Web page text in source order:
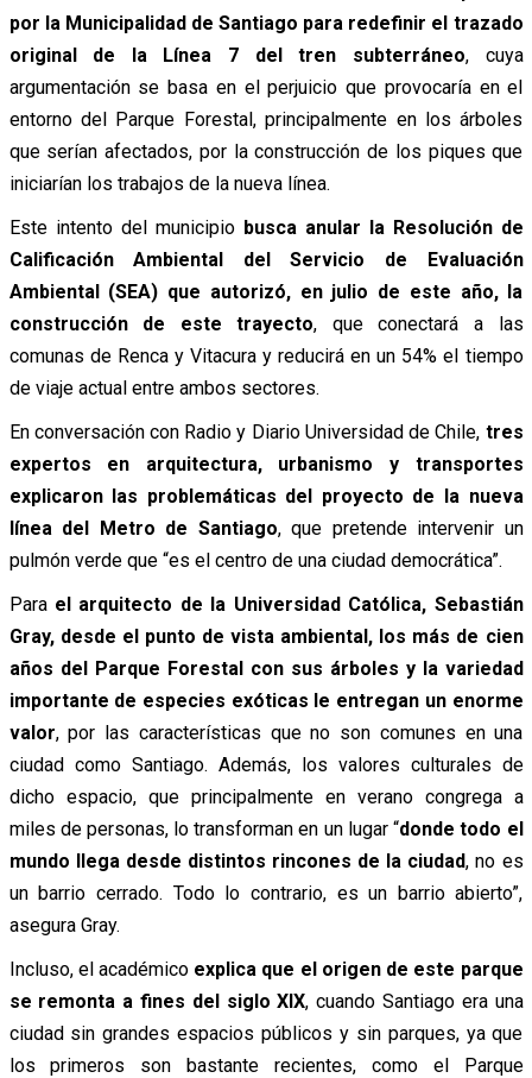
por la Municipalidad de Santiago para redefinir el trazado
original de la Línea 7 del tren subterráneo, cuya
argumentación se basa en el perjuicio que provocaría en el
entorno del Parque Forestal, principalmente en los árboles
que serían afectados, por la construcción de los piques que
iniciarían los trabajos de la nueva línea.
Este intento del municipio busca anular la Resolución de
Calificación Ambiental del Servicio de Evaluación
Ambiental (SEA) que autorizó, en julio de este año, la
construcción de este trayecto, que conectará a las
comunas de Renca y Vitacura y reducirá en un 54% el tiempo
de viaje actual entre ambos sectores.
En conversación con Radio y Diario Universidad de Chile, tres
expertos en arquitectura, urbanismo y transportes
explicaron las problemáticas del proyecto de la nueva
línea del Metro de Santiago, que pretende intervenir un
pulmón verde que “es el centro de una ciudad democrática”.
Para el arquitecto de la Universidad Católica, Sebastián
Gray, desde el punto de vista ambiental, los más de cien
años del Parque Forestal con sus árboles y la variedad
importante de especies exóticas le entregan un enorme
valor, por las características que no son comunes en una
ciudad como Santiago. Además, los valores culturales de
dicho espacio, que principalmente en verano congrega a
miles de personas, lo transforman en un lugar “donde todo el
mundo llega desde distintos rincones de la ciudad, no es
un barrio cerrado. Todo lo contrario, es un barrio abierto”,
asegura Gray.
Incluso, el académico explica que el origen de este parque
se remonta a fines del siglo XIX, cuando Santiago era una
ciudad sin grandes espacios públicos y sin parques, ya que
los primeros son bastante recientes, como el Parque